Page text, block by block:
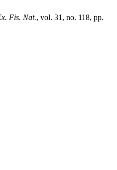
Fis. Nat., vol. 31, no. 118, pp.